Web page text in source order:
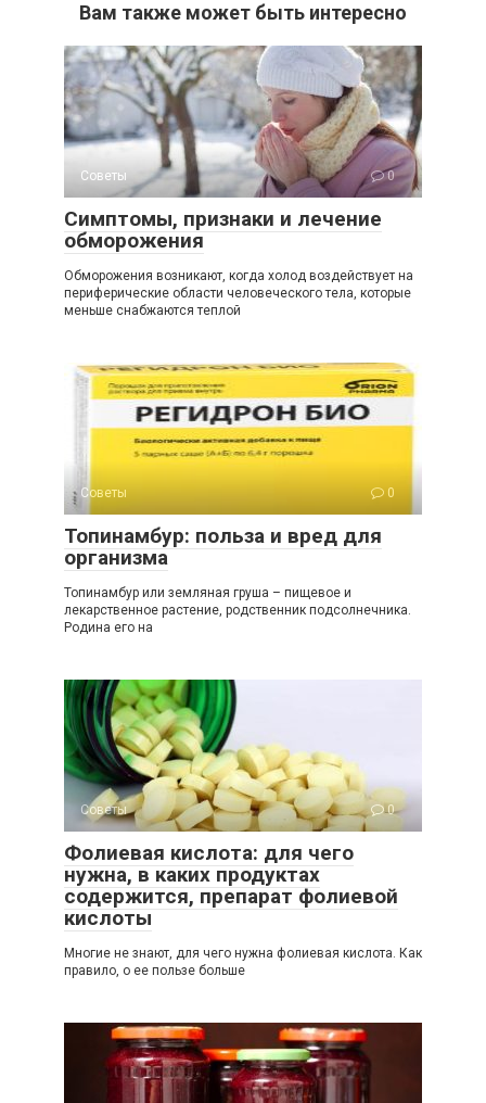
Вам также может быть интересно
Советы 0
Симптомы, признаки и лечение
обморожения
Обморожения возникают, когда холод воздействует на
периферические области человеческого тела, которые
меньше снабжаются теплой
Советы 0
Топинамбур: польза и вред для
организма
Топинамбур или земляная груша – пищевое и
лекарственное растение, родственник подсолнечника.
Родина его на
Советы 0
Фолиевая кислота: для чего
нужна, в каких продуктах
содержится, препарат фолиевой
кислоты
Многие не знают, для чего нужна фолиевая кислота. Как
правило, о ее пользе больше